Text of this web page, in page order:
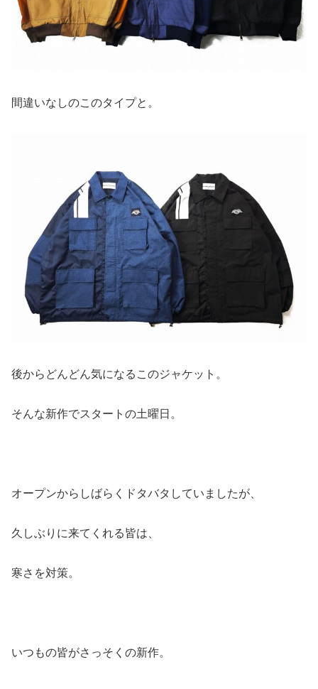
間違いなしのこのタイプと。
後からどんどん気になるこのジャケット。
そんな新作でスタートの土曜日。
オープンからしばらくドタバタしていましたが、
久しぶりに来てくれる皆は、
寒さを対策。
いつもの皆がさっそくの新作。